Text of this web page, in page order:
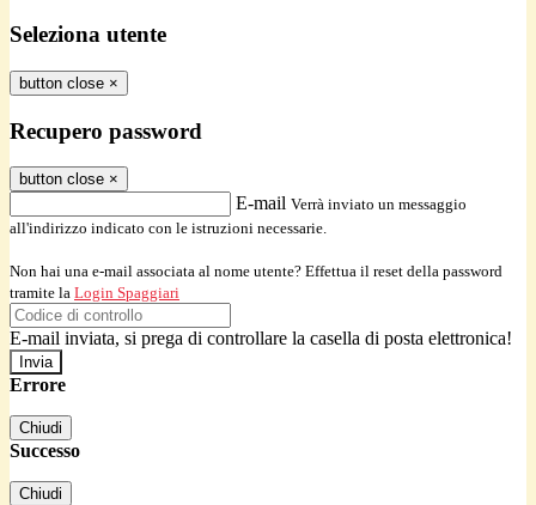
Seleziona utente
button close ×
Recupero password
button close ×
E-mail Verrà inviato un messaggio
all'indirizzo indicato con le istruzioni necessarie.
Non hai una e-mail associata al nome utente? Effettua il reset della password
tramite la Login Spaggiari
E-mail inviata, si prega di controllare la casella di posta elettronica!
Errore
Chiudi
Successo
Chiudi